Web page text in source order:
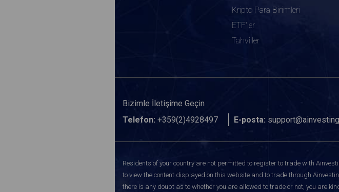
Kripto Para Birimleri
ETF'ler
Tahviller
Bizimle İletişime Geçin
Telefon: +359(2)4928497 E-posta:
Residents of your country are not permitted to register to trade with
to view the content displayed on this website and to trade through
there is any doubt as to whether you are allowed to trade or not, you are